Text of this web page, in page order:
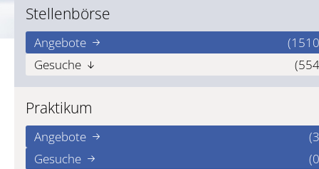
Stellenbörse
Angebote
Gesuche
Praktikum
Angebote
Gesuche